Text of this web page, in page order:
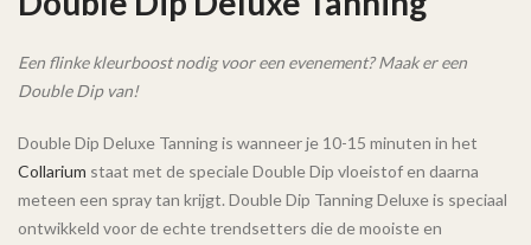
Een flinke kleurboost nodig voor een evenement? Maak er een
Double Dip van!
Double Dip Deluxe Tanning is wanneer je 10-15 minuten in het
Collarium staat met de speciale Double Dip vloeistof en daarna
meteen een spray tan krijgt. Double Dip Tanning Deluxe is speciaal
ontwikkeld voor de echte trendsetters die de mooiste en